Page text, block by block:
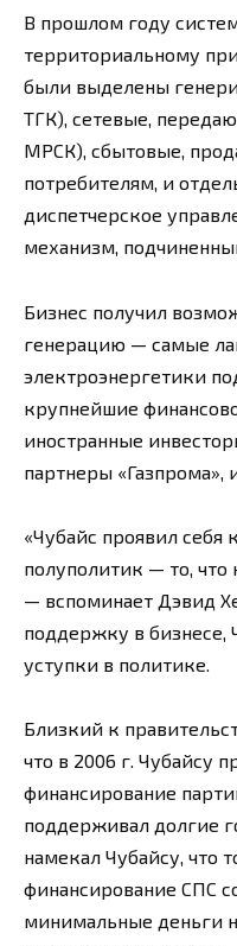
В прошлом году
территориальному
были выделены
ТГК), сетевые,
МРСК), сбытовые,
потребителям, и
диспетчерское
механизм,
Бизнес получил
генерацию — самые
электроэнергетики
крупнейшие
иностранные
партнеры «Газпрома»,
«Чубайс проявил себя
полуполитик — то, что
— вспоминает Дэвид
поддержку в бизнесе,
уступки в политике.
Близкий к
что в 2006 г. Чубайсу
финансирование
поддерживал долгие
намекал Чубайсу, что
финансирование СПС
минимальные деньги